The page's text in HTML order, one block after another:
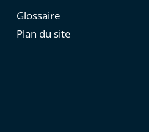
Glossaire
Plan du site